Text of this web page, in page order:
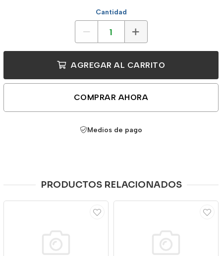
Cantidad
AGREGAR AL CARRITO
COMPRAR AHORA
Medios de pago
PRODUCTOS RELACIONADOS